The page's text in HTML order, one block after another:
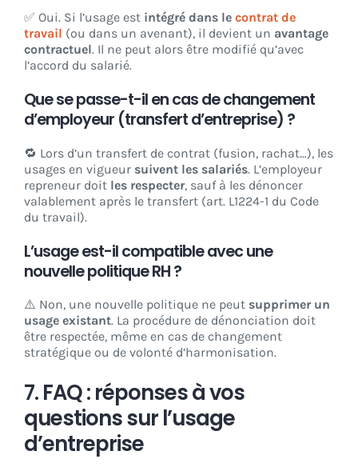
✅ Oui. Si l’usage est intégré dans le contrat de
travail (ou dans un avenant), il devient un avantage
contractuel. Il ne peut alors être modifié qu’avec
l’accord du salarié.
Que se passe-t-il en cas de changement
d’employeur (transfert d’entreprise) ?
🔁 Lors d’un transfert de contrat (fusion, rachat…), les
usages en vigueur suivent les salariés. L’employeur
repreneur doit les respecter, sauf à les dénoncer
valablement après le transfert (art. L1224-1 du Code
du travail).
L’usage est-il compatible avec une
nouvelle politique RH ?
⚠️ Non, une nouvelle politique ne peut supprimer un
usage existant. La procédure de dénonciation doit
être respectée, même en cas de changement
stratégique ou de volonté d’harmonisation.
7. FAQ : réponses à vos
questions sur l’usage
d’entreprise